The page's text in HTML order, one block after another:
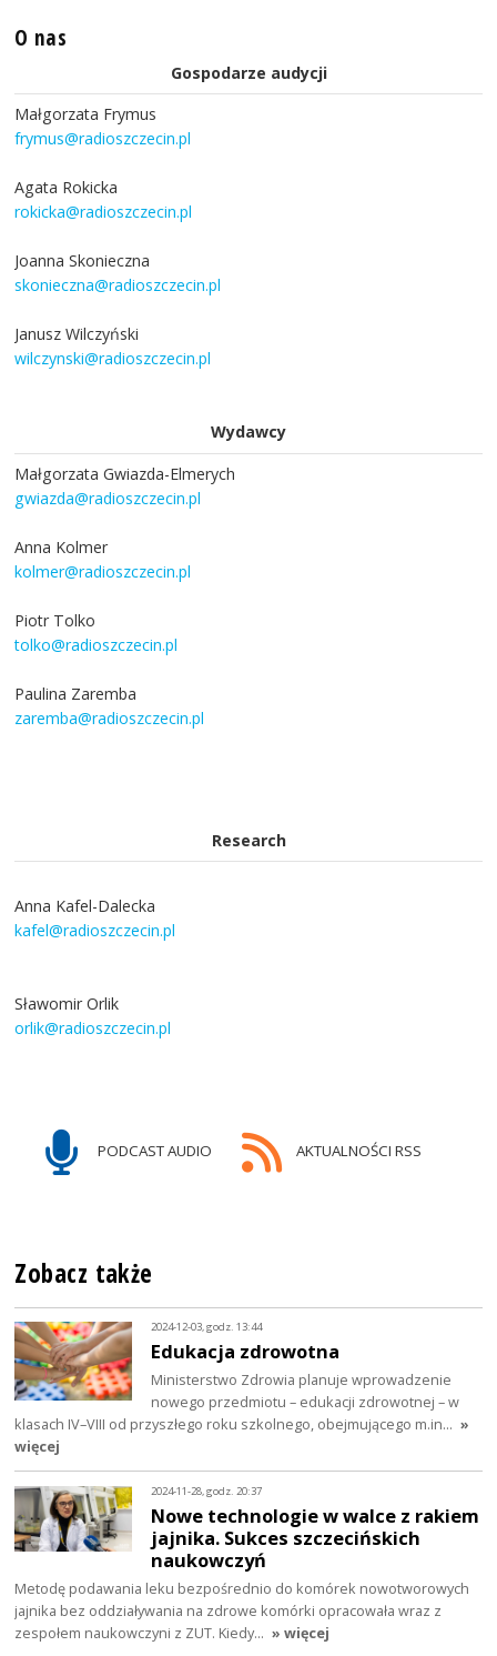
O nas
Gospodarze audycji
Małgorzata Frymus
frymus@radioszczecin.pl
Agata Rokicka
rokicka@radioszczecin.pl
Joanna Skonieczna
skonieczna@radioszczecin.pl
Janusz Wilczyński
wilczynski@radioszczecin.pl
Wydawcy
Małgorzata Gwiazda-Elmerych
gwiazda@radioszczecin.pl
Anna Kolmer
kolmer@radioszczecin.pl
Piotr Tolko
tolko@radioszczecin.pl
Paulina Zaremba
zaremba@radioszczecin.pl
Research
Anna Kafel-Dalecka
kafel@radioszczecin.pl
Sławomir Orlik
orlik@radioszczecin.pl
PODCAST AUDIO AKTUALNOŚCI RSS
Zobacz także
2024-12-03, godz. 13:44
Edukacja zdrowotna
Ministerstwo Zdrowia planuje wprowadzenie
nowego przedmiotu – edukacji zdrowotnej – w
klasach IV–VIII od przyszłego roku szkolnego, obejmującego m.in… »
więcej
2024-11-28, godz. 20:37
Nowe technologie w walce z rakiem
jajnika. Sukces szczecińskich
naukowczyń
Metodę podawania leku bezpośrednio do komórek nowotworowych
jajnika bez oddziaływania na zdrowe komórki opracowała wraz z
zespołem naukowczyni z ZUT. Kiedy… » więcej